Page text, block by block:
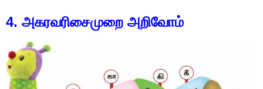
4. அகரவரிசைமுறை அறிவோம்